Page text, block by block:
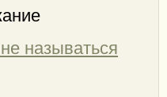
называться